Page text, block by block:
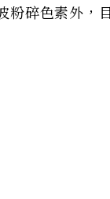
粉碎色素外，